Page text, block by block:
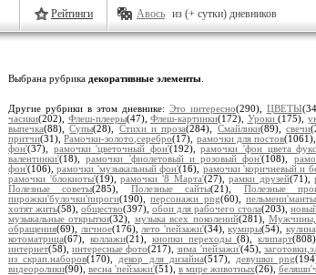
Рейтинги Авось из (+ сутки) дневников
Выбрана рубрика декоративные элементы
Другие рубрики в этом дневнике: Это интересно(290), ЦВЕТЫ
часики(202), Флеш-плееры(47), Флеш-картинки(172), Уроки (175),
выпечка(88),Супы(28), Стихи и проза(284), Смайлики(89),свечи
притчи(31),Рамочки-золото,серебро(17), рамочки для постов(1061),
фон'(37), рамочки 'цветочный фон'(192),рамочки 'фон цвета
валентинки'(18),рамочки 'фиолетовый и розовый фон'(108),
фон'(106),рамочки 'музыкальный фон'(16), рамочки 'коричневый и
рамочки 'блокноты'(19),рамочки '8 Марта'(27),рамки друзей(71),
Полезные советы(285), Полезные сайты(21), Полезные
пирожки'булочки'пироги(190),персонажи png(60),
хотят жить(58), общество(397), обои для рабочего стола(203),
музыкальные открытки(32), музыка всех поколений(281),
обращения(69), личное(176), лето 'пейзажи'(34),кумиры(54),
котоматрица(67),коллажи(21),кнопки переходы(8),клипарт
интернет(58),интересные фото(217),зима 'пейзажи'(45),
из скрап.наборов(170), декор для дизайна(517), девушки png
видеоролики(90), весна 'пейзажи'(51), в мире животных(26),